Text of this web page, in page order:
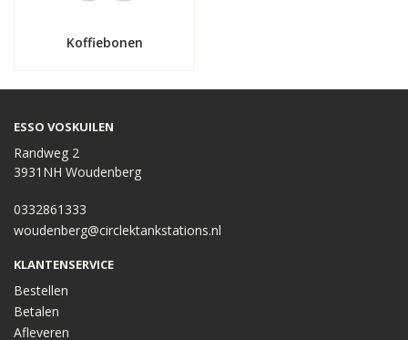
Koffiebonen
ESSO VOSKUILEN
Randweg 2
3931NH Woudenberg
0332861333
woudenberg@circlektankstations.nl
KLANTENSERVICE
Bestellen
Betalen
Afleveren